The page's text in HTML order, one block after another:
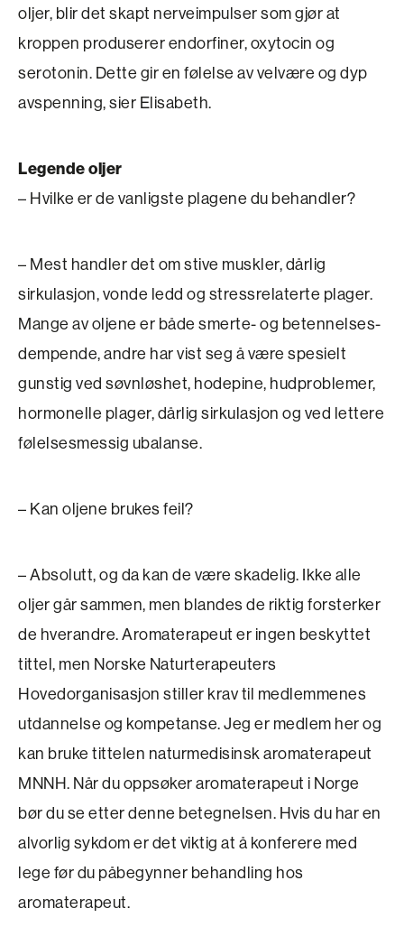
oljer, blir det skapt nerveimpulser som gjør at
kroppen produserer endorfiner, oxytocin og
serotonin. Dette gir en følelse av velvære og dyp
avspenning, sier Elisabeth.
Legende oljer
– Hvilke er de vanligste plagene du behandler?
– Mest handler det om stive muskler, dårlig
sirkulasjon, vonde ledd og stressrelaterte plager.
Mange av oljene er både smerte- og betennelses­
dempende, andre har vist seg å være spesielt
guns­tig ved søvnløshet, hodepine, hudproblemer,
hormonelle plager, dårlig sirkulasjon og ved lettere
følelsesmessig ubalanse.
– Kan oljene brukes feil?
– Absolutt, og da kan de være skadelig. Ikke alle
oljer går sammen, men blandes de riktig forsterker
de hverandre. Aromaterapeut er ingen beskyttet
tittel, men Norske Naturterapeuters
Hovedorganisasjon stiller krav til medlemmenes
utdannelse og kompetanse. Jeg er medlem her og
kan bruke tittelen naturmedisinsk aromaterapeut
MNNH. Når du oppsøker aromaterapeut i Norge
bør du se etter denne betegnelsen. Hvis du har en
alvorlig sykdom er det viktig at å konferere med
lege før du påbegynner behandling hos
aromaterapeut.